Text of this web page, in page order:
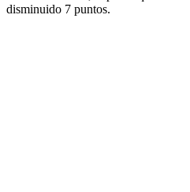
disminuido 7 puntos.